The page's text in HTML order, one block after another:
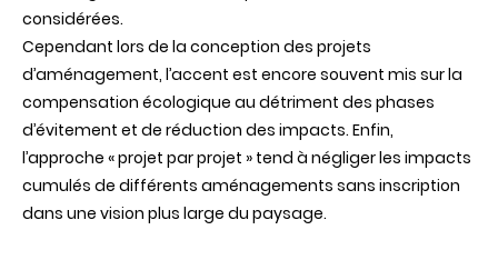
considérées.
Cependant lors de la conception des projets
d’aménagement, l’accent est encore souvent mis sur la
compensation écologique au détriment des phases
d’évitement et de réduction des impacts. Enfin,
l’approche « projet par projet » tend à négliger les impacts
cumulés de différents aménagements sans inscription
dans une vision plus large du paysage.